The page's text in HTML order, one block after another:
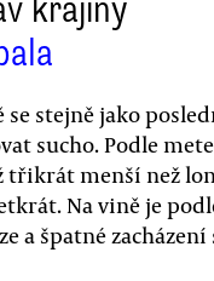
se stejně jako
sucho. Podle
třikrát menší než
Na vině je
a špatné